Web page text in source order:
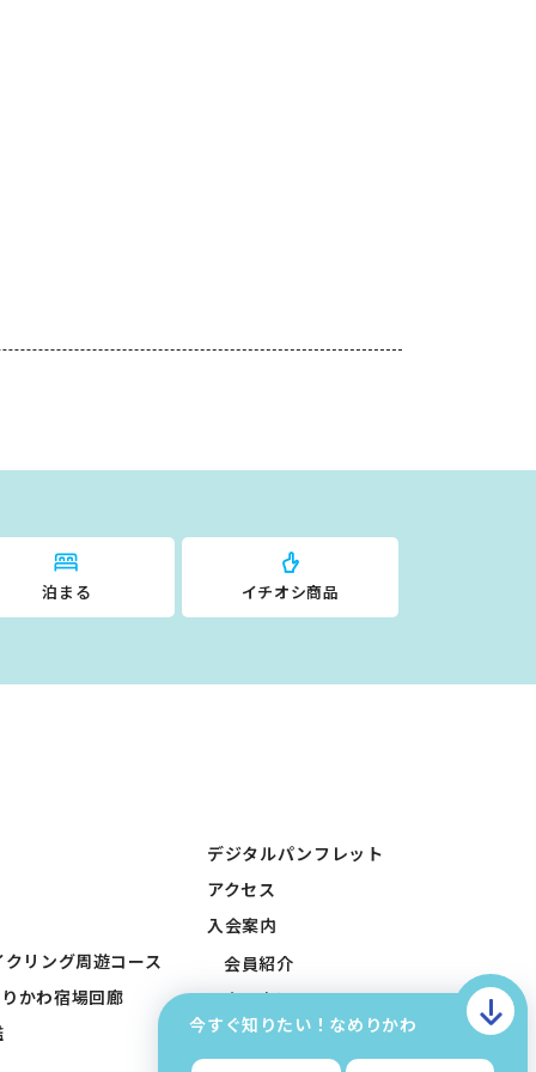
今すぐ知りたい！なめりかわ
泊まる イチオシ商品
リング周遊コース
かわ宿場回廊
デジタルパンフレット
アクセス
入会案内
会員紹介
会員申込みフォーム
会員入稿フォーム